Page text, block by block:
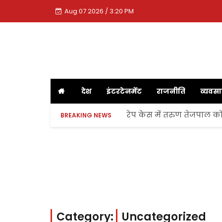
Aug 07 2026 / 3:20 PM
देश इंटरटेनमेंट राजनीति
BREAKING NEWS रेप केस में तरुण तेजपाल को
Category: Uncategorized